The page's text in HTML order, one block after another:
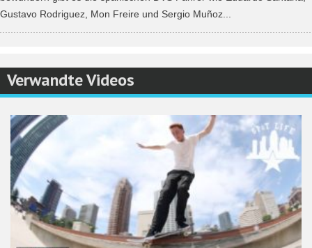
Gustavo Rodriguez, Mon Freire und Sergio Muñoz...
Verwandte Videos